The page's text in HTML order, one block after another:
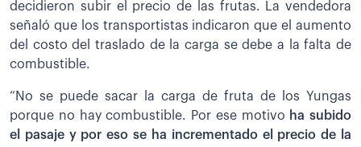
decidieron subir el precio de las frutas. La vendedora
señaló que los transportistas indicaron que el aumento
del costo del traslado de la carga se debe a la falta de
combustible.
“No se puede sacar la carga de fruta de los Yungas
porque no hay combustible. Por ese motivo ha subido
el pasaje y por eso se ha incrementado el precio de la